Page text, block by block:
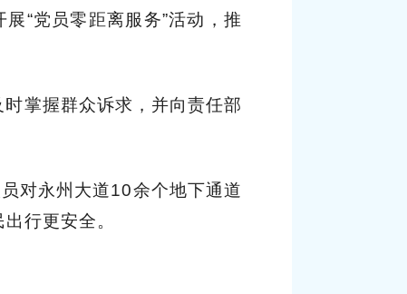
“党员零距离服务”活动，推
掌握群众诉求，并向责任部
对永州大道10余个地下通道
行更安全。